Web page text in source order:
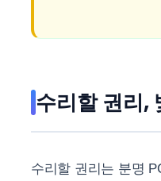
수리할 권리,
수리할 권리는 분명